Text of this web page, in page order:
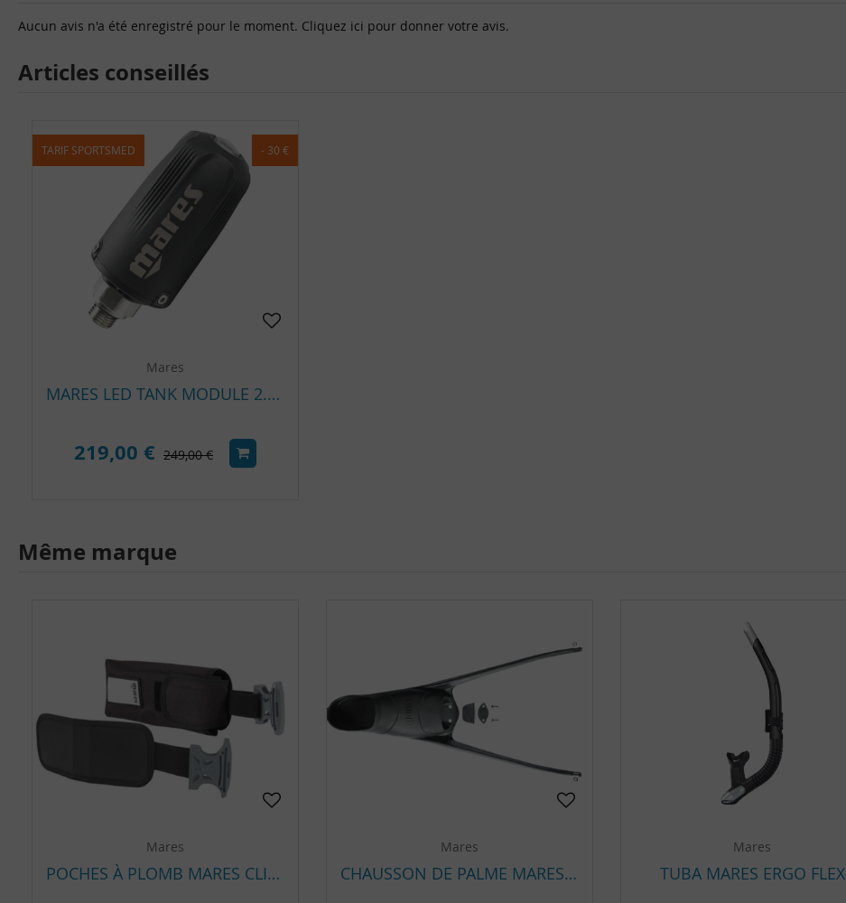
Aucun avis n'a été enregistré pour le moment. Cliquez ici pour donner votre avis.
Articles conseillés
TARIF SPORTSMED - 30 €
Mares
MARES LED TANK MODULE 2.0 – TRANSMETTEUR PRESSION SANS FIL POUR ORDINATEUR DE PLONGÉE
219,00 € 249,00 €
Même marque
Mares
POCHES À PLOMB MARES CLIPS STANDARD
Mares
CHAUSSON DE PALME MARES RAZOR PRO
Mares
TUBA MARES ERGO FLEX